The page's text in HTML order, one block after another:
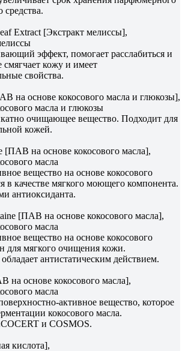
средства.
Extract [Экстракт мелиссы],
эффект, помогает расслабиться и
смягчает кожу и имеет
свойства.
на основе кокосового масла и глюкозы],
масла и глюкозы
очищающее вещество. Подходит для
кожей.
[ПАВ на основе кокосового масла],
масла
вещество на основе кокосового
в качестве мягкого моющего компонента.
антиоксиданта.
[ПАВ на основе кокосового масла],
масла
вещество на основе кокосового
для мягкого очищения кожи.
антистатическим действием.
на основе кокосового масла],
масла
активное вещество, которое
кокосового масла.
и COSMOS.
кислота],